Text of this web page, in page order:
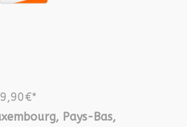
Pays-Bas,